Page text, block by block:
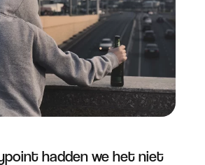
hadden we het niet